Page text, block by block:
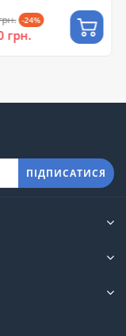
-24%
грн.
ПІДПИСАТИСЯ